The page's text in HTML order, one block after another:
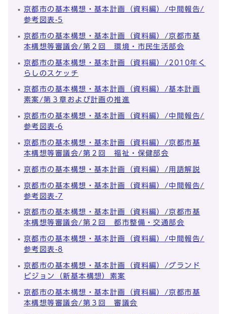
京都市の基本構想・基本計画（資料編）/中間報告/
参考図表-5
京都市の基本構想・基本計画（資料編）/京都市基
本構想等審議会/第２回 環境・市民生活部会
京都市の基本構想・基本計画（資料編）/2010年く
らしのスケッチ
京都市の基本構想・基本計画（資料編）/基本計画
素案/第３章および計画の推進
京都市の基本構想・基本計画（資料編）/中間報告/
参考図表-6
京都市の基本構想・基本計画（資料編）/京都市基
本構想等審議会/第２回 福祉・保健部会
京都市の基本構想・基本計画（資料編）/用語解説
京都市の基本構想・基本計画（資料編）/中間報告/
参考図表-7
京都市の基本構想・基本計画（資料編）/京都市基
本構想等審議会/第２回 都市整備・交通部会
京都市の基本構想・基本計画（資料編）/中間報告/
参考図表-8
京都市の基本構想・基本計画（資料編）/グランド
ビジョン（新基本構想）素案
京都市の基本構想・基本計画（資料編）/京都市基
本構想等審議会/第３回 審議会